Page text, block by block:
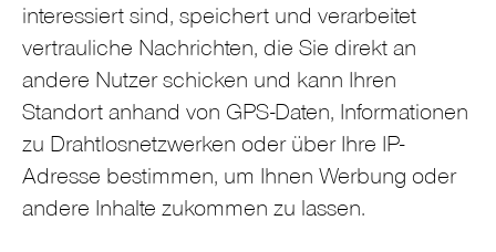
interessiert sind, speichert und verarbeitet
vertrauliche Nachrichten, die Sie direkt an
andere Nutzer schicken und kann Ihren
Standort anhand von GPS-Daten, Informationen
zu Drahtlosnetzwerken oder über Ihre IP-
Adresse bestimmen, um Ihnen Werbung oder
andere Inhalte zukommen zu lassen.